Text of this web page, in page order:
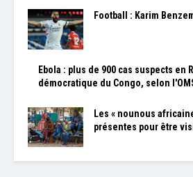
Football : Karim
Ebola : plus de 900 cas suspects en
démocratique du Congo, selon
Les « nounous
présentes pour être